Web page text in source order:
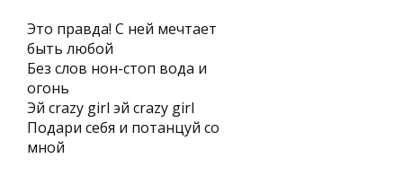
Это правда! С ней мечтает
быть любой
Без слов нон-стоп вода и
огонь
Эй crazy girl эй crazy girl
Подари себя и потанцуй со
мной